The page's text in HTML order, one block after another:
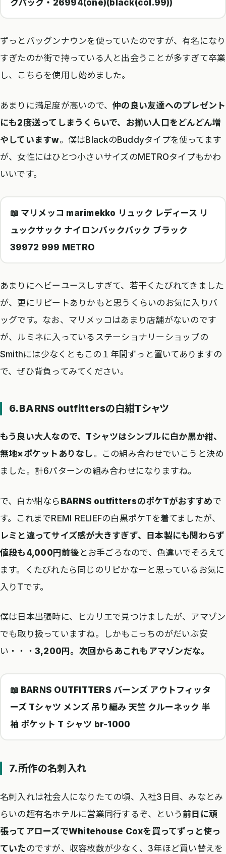
クパック・26994(one)(black(col.99))
ずっとバッグンナウンを使っていたのですが、有名になり
すぎたのか街で持っている人と出会うことが多すぎて卒業
し、こちらを使用し始めました。
あまりに満足度が高いので、仲の良い友達へのプレゼント
にも2度送ってしまうくらいで、お揃い人口をどんどん増
やしていますw。僕はBlackのBuddyタイプを使ってます
が、女性にはひとつ小さいサイズのMETROタイプもかわ
いいです。
📖 マリメッコ marimekko リュック レディース リ
ュックサック ナイロンバックパック ブラック
39972 999 METRO
あまりにヘビーユースしすぎて、若干くたびれてきました
が、更にリピートありかもと思うくらいのお気に入りバ
ッグです。なお、マリメッコはあまり店舗がないのです
が、ルミネに入っているステーショナリーショップの
Smithには少なくともこの１年間ずっと置いてありますの
で、ぜひ背負ってみてください。
6.BARNS outfittersの白紺Tシャツ
もう良い大人なので、Tシャツはシンプルに白か黒か紺、
無地×ポケットありなし。この組み合わせでいこうと決め
ました。計6パターンの組み合わせになりますね。
で、白か紺なら BARNS outfittersのポケTがおすすめで
す。これまでREMI RELIEFの白黒ポケTを着てましたが、
レミと違ってサイズ感が大きすぎず、日本製にも関わらず
値段も4,000円前後 とお手ごろなので、色違いでそろえて
ます。くたびれたら同じのリピかなーと思っているお気に
入りTです。
僕は日本出張時に、ヒカリエで見つけましたが、アマゾン
でも取り扱っていますね。しかもこっちのがだいぶ安
い・・・ 3,200円。次回からあこれもアマゾンだな。
📖 BARNS OUTFITTERS バーンズ アウトフィッタ
ーズ Tシャツ メンズ 吊り編み 天竺 クルーネック 半
袖 ポケット T シャツ br-1000
7.所作の名刺入れ
名刺入れは社会人になりたての頃、入社3日目、みなとみ
らいの超有名ホテルに営業同行するぞ、という前日に頑
張ってアローズでWhitehouse Coxを買ってずっと使っ
ていたのですが、収容枚数が少なく、3年ほど買い替えを